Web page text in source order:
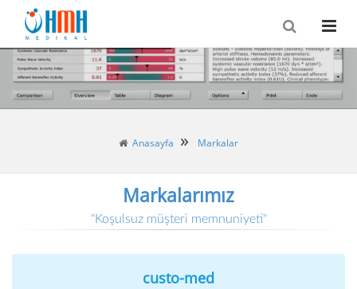
Anasayfa Markalar
Markalarımız
"Koşulsuz müşteri memnuniyeti"
custo-med
custo-med